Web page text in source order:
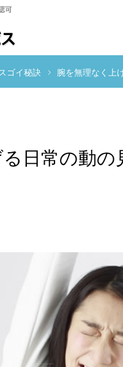
ゴイ秘訣 腕を無理なく上
日常の動